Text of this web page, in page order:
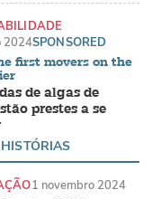
first movers on the
de algas de
prestes a se
2024SPONSORED
1 novembro 2024